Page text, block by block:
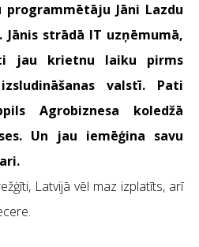
programmētāju Jāni Lazdu
Jānis strādā IT uzņēmumā,
jau krietnu laiku pirms
valstī. Pati
Agrobiznesa koledžā
Un jau iemēģina savu
Latvijā vēl maz izplatīts, arī